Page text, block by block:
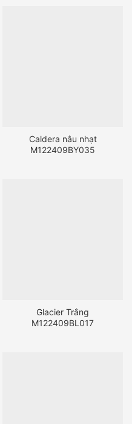
Caldera nâu nhạt
M122409BY035
Glacier Trắng
M122409BL017